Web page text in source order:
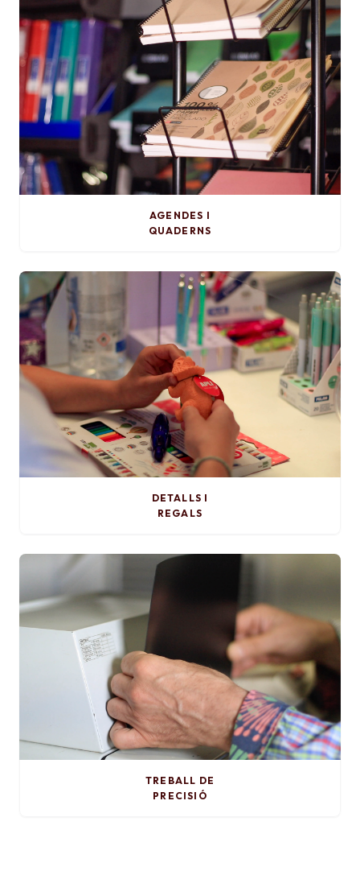
AGENDES I
QUADERNS
DETALLS I
REGALS
TREBALL DE
PRECISIÓ